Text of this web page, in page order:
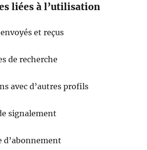
liées à l’utilisation
et reçus
de recherche
avec d’autres profils
signalement
d’abonnement